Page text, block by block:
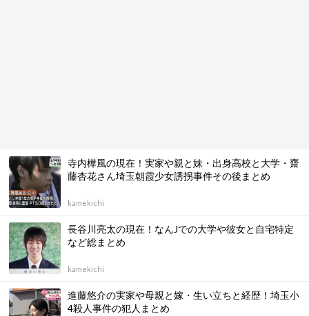
寺内樺風の現在！実家や親と妹・出身高校と大学・齋
藤杏花さん埼玉朝霞少女誘拐事件その後まとめ
kamekichi
長谷川亮太の現在！なんJでの大学や彼女と自宅特定
など総まとめ
kamekichi
進藤悠介の実家や母親と嫁・生い立ちと経歴！埼玉小
4殺人事件の犯人まとめ